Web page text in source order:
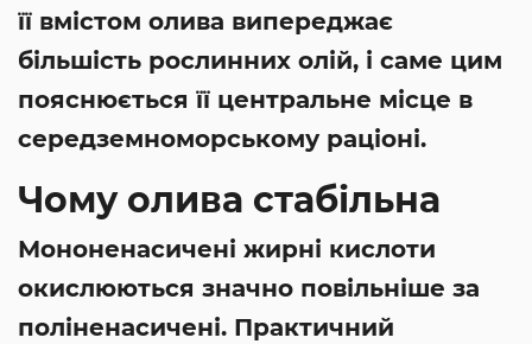
її вмістом олива випереджає
більшість рослинних олій, і саме цим
пояснюється її центральне місце в
середземноморському раціоні.
Чому олива стабільна
Мононенасичені жирні кислоти
окислюються значно повільніше за
поліненасичені. Практичний